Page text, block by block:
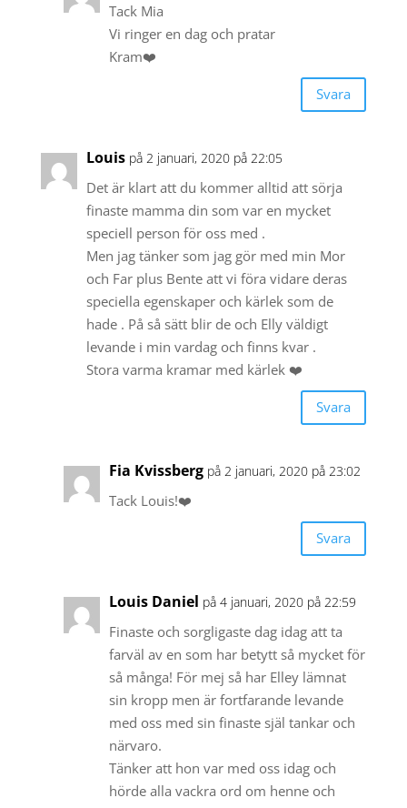
Tack Mia
Vi ringer en dag och pratar
Kram❤️
Svara
Louis på 2 januari, 2020 på 22:05
Det är klart att du kommer alltid att sörja
finaste mamma din som var en mycket
speciell person för oss med .
Men jag tänker som jag gör med min Mor
och Far plus Bente att vi föra vidare deras
speciella egenskaper och kärlek som de
hade . På så sätt blir de och Elly väldigt
levande i min vardag och finns kvar .
Stora varma kramar med kärlek ❤️
Svara
Fia Kvissberg på 2 januari, 2020 på 23:02
Tack Louis!❤️
Svara
Louis Daniel på 4 januari, 2020 på 22:59
Finaste och sorgligaste dag idag att ta
farväl av en som har betytt så mycket för
så många! För mej så har Elley lämnat
sin kropp men är fortfarande levande
med oss med sin finaste själ tankar och
närvaro.
Tänker att hon var med oss idag och
hörde alla vackra ord om henne och